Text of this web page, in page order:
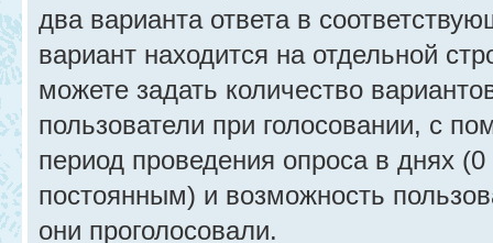
два варианта ответа в
вариант находится на отдельной
можете задать количество
пользователи при голосовании, с
период проведения опроса в днях (0
постоянным) и возможность
они проголосовали.